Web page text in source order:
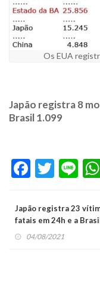
Os EUA
Japão registra 8
Brasil 1.099
Japão registra 23
fatais em 24h e a
04/08/2021